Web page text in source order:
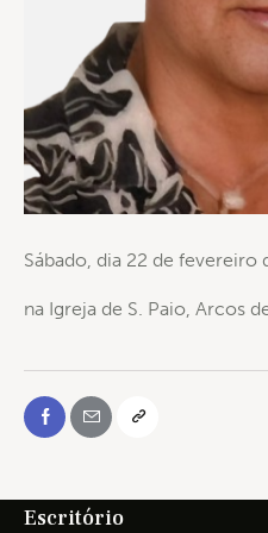
Sábado, dia 22 de fevereiro
na Igreja de S. Paio, Arcos
Escritório